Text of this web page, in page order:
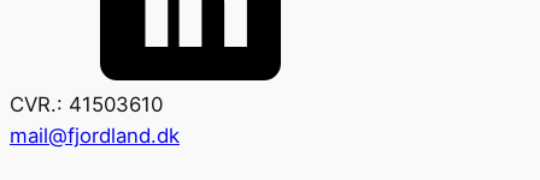
CVR.: 41503610
mail@fjordland.dk